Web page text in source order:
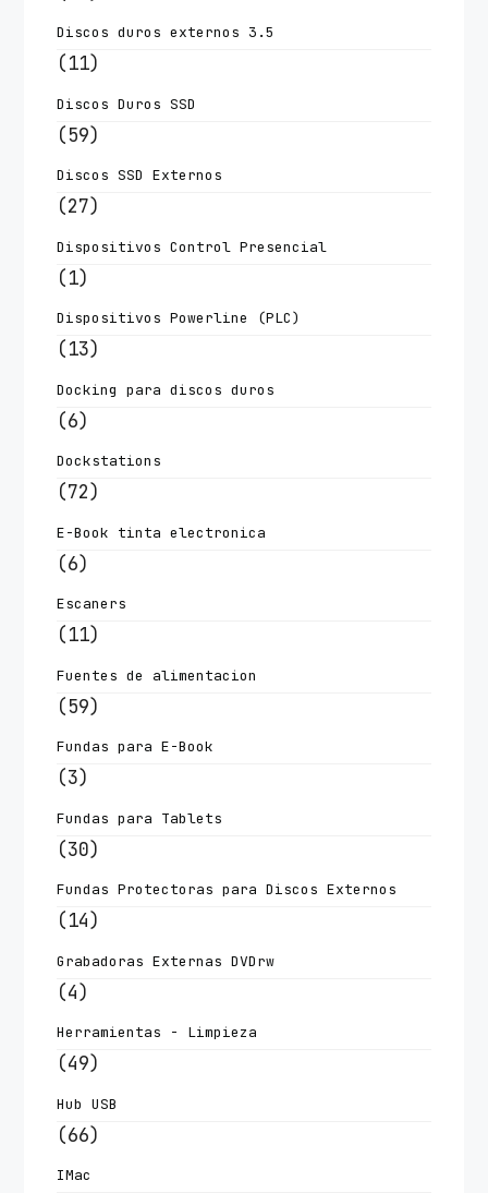
Discos duros externos 3.5
(11)
Discos Duros SSD
(59)
Discos SSD Externos
(27)
Dispositivos Control Presencial
(1)
Dispositivos Powerline (PLC)
(13)
Docking para discos duros
(6)
Dockstations
(72)
E-Book tinta electronica
(6)
Escaners
(11)
Fuentes de alimentacion
(59)
Fundas para E-Book
(3)
Fundas para Tablets
(30)
Fundas Protectoras para Discos Externos
(14)
Grabadoras Externas DVDrw
(4)
Herramientas - Limpieza
(49)
Hub USB
(66)
IMac